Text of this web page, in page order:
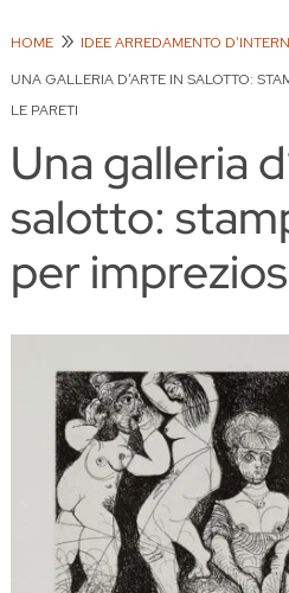
HOME
IDEE ARREDAMENTO
UNA GALLERIA D’ARTE IN SALOTTO:
LE PARETI
Una galleria
salotto:
per